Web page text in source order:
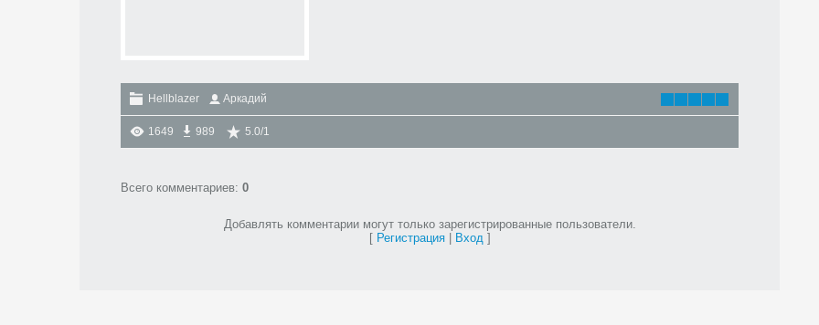
Hellblazer Аркадий
1649 989 5.0/1
Всего комментариев: 0
Добавлять комментарии могут только зарегистрированные пользователи.
[ Регистрация| Вход]